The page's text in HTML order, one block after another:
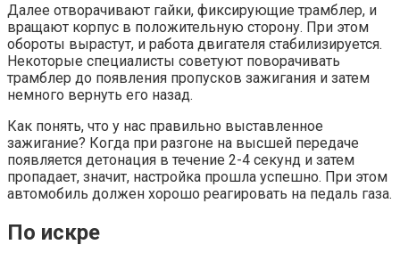
Далее отворачивают гайки, фиксирующие трамблер, и
вращают корпус в положительную сторону. При этом
обороты вырастут, и работа двигателя стабилизируется.
Некоторые специалисты советуют поворачивать
трамблер до появления пропусков зажигания и затем
немного вернуть его назад.
Как понять, что у нас правильно выставленное
зажигание? Когда при разгоне на высшей передаче
появляется детонация в течение 2-4 секунд и затем
пропадает, значит, настройка прошла успешно. При этом
автомобиль должен хорошо реагировать на педаль газа.
По искре